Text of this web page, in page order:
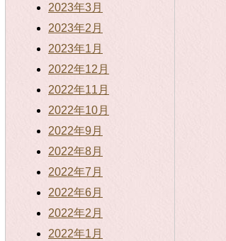
2023年3月
2023年2月
2023年1月
2022年12月
2022年11月
2022年10月
2022年9月
2022年8月
2022年7月
2022年6月
2022年2月
2022年1月